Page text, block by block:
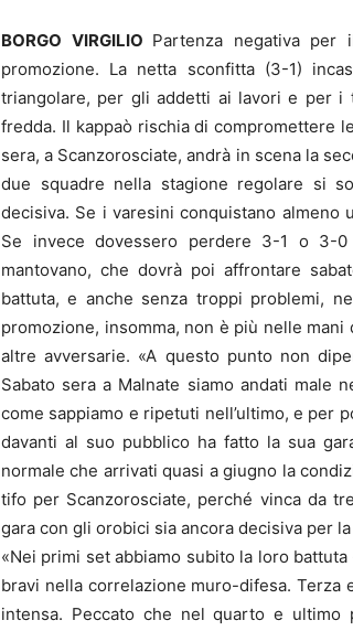
BORGO VIRGILIO Partenza negativa
promozione. La netta sconfitta (3-1)
triangolare, per gli addetti ai lavori e per i
fredda. Il kappaò rischia di compromettere
sera, a Scanzorosciate, andrà in scena la
due squadre nella stagione regolare si
decisiva. Se i varesini conquistano almeno
Se invece dovessero perdere 3-1 o 3-
mantovano, che dovrà poi affrontare
battuta, e anche senza troppi problemi,
promozione, insomma, non è più nelle
altre avversarie. «A questo punto non
Sabato sera a Malnate siamo andati male
come sappiamo e ripetuti nell’ultimo, e per
davanti al suo pubblico ha fatto la sua
normale che arrivati quasi a giugno la
tifo per Scanzorosciate, perché vinca da
gara con gli orobici sia ancora decisiva per
«Nei primi set abbiamo subito la loro
bravi nella correlazione muro-difesa. Terza
intensa. Peccato che nel quarto e